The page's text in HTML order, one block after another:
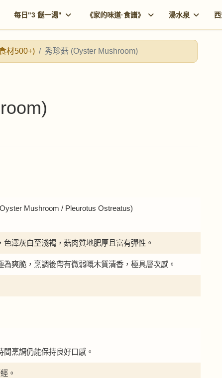
每日"3 餸一湯" 《家的味道·食譜》 湯水泉
材500+) 秀珍菇 (Oyster Mushroom)
Mushroom / Pleurotus Ostreatus)
色澤灰白至淺褐，菇肉質地肥厚且富有彈性。
為爽脆，烹調後帶有微弱嘅木質清香，極具層次感。
烹調仍能保持良好口感。
。